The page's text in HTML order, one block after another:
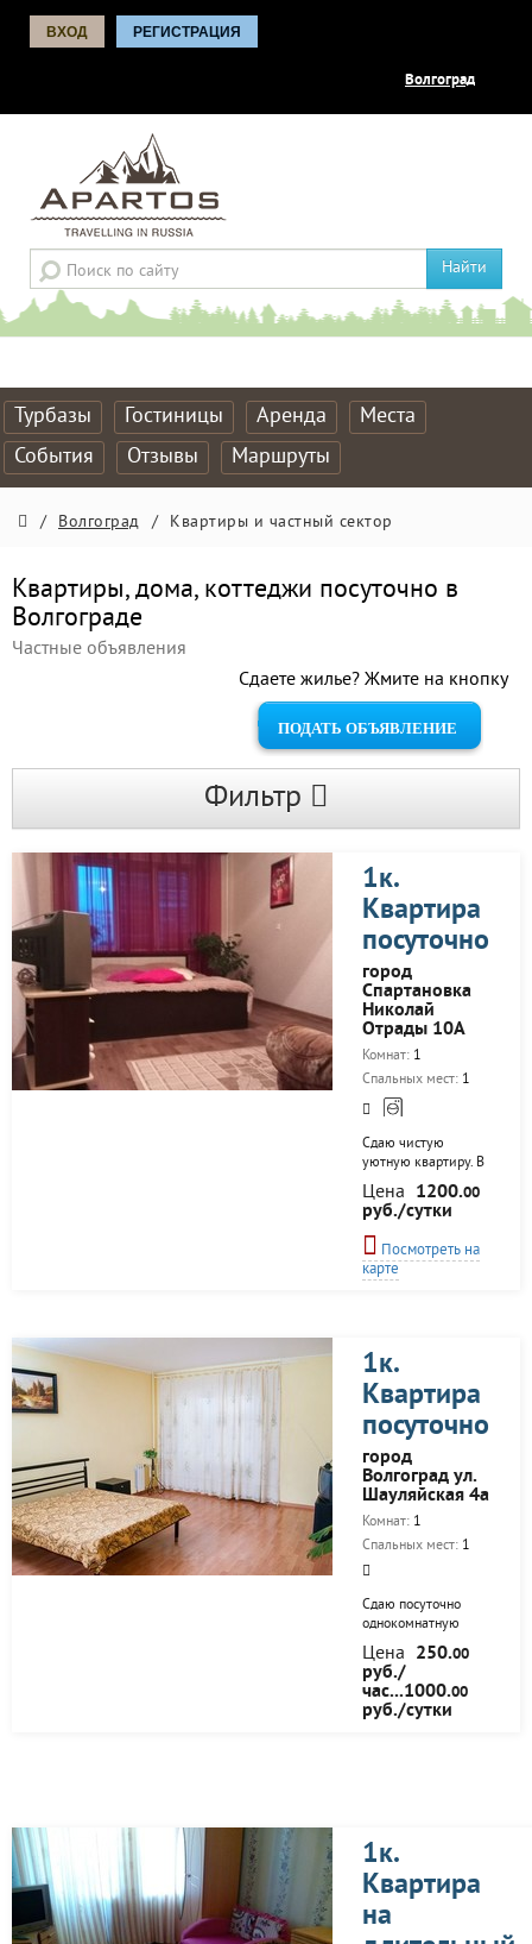
ВХОД РЕГИСТРАЦИЯ
Волгоград
Найти
Турбазы Гостиницы Аренда
Места
События
Отзывы Маршруты
/ Волгоград / Квартиры и частный сектор
Квартиры, дома, коттеджи посуточно в
Волгограде
Частные объявления
Сдаете жилье? Жмите на кнопку
ПОДАТЬ ОБЪЯВЛЕНИЕ
Фильтр
1к.
Квартира
посуточно
город
Спартановка
Николай
Отрады 10А
Комнат: 1
Спальных мест: 1
Сдаю чистую
уютную квартиру. В
квартире есть все
необходимое. Все в
шаговой
доступности.
Цена 1200.00
руб./сутки
Посмотреть на
карте
1к.
Квартира
посуточно
город
Волгоград ул.
Шауляйская 4а
Комнат: 1
Спальных мест: 1
Сдаю посуточно
однокомнатную
квартиру в
Советском р-не
г.Волгограда. Новый
дом,отличное
состояние,
квартира,что
изображена на фото.
Цена 250.00
руб./
час...1000.00
руб./сутки
1к.
Квартира
на